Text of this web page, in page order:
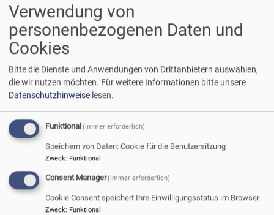
• Gäste vom Fach und aus
• Zeit für kollegialen
Austausch
• mittwochs von 18 bis 19 Uhr
Termine und Themen
• 12. Februar Ich bin Vertrauensperson - Meine Rolle und
Aufgaben
• 12. März Als Kurator*in im Auftrag des KV Verantwortung
Verwendung von
personenbezogenen Daten und
Cookies
Bitte die Dienste und Anwendungen von Drittanbietern auswählen,
die wir nutzen möchten. Für weitere Informationen bitte unsere
Datenschutzhinweise lesen.
Funktional (immer erforderlich)
Speichern von Daten: Cookie für die Benutzersitzung
Zweck: Funktional
Consent Manager(immer erforderlich)
Cookie Consent speichert Ihre Einwilligungsstatus im Browser
Zweck: Funktional